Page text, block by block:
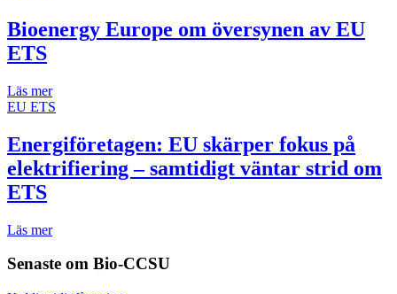
Bioenergy Europe om översynen av EU
ETS
Läs mer
EU ETS
Energiföretagen: EU skärper fokus på
elektrifiering – samtidigt väntar strid om
ETS
Läs mer
Senaste om Bio-CCSU